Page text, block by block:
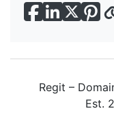
Regit –
Est.